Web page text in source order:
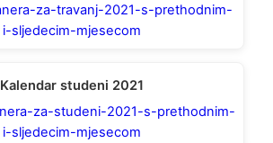
Kalendar studeni 2021